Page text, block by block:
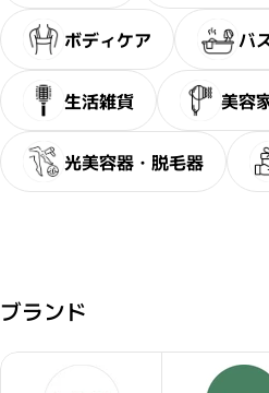
ボディケア バ
生活雑貨 美容
光美容器・脱毛器
ブランド